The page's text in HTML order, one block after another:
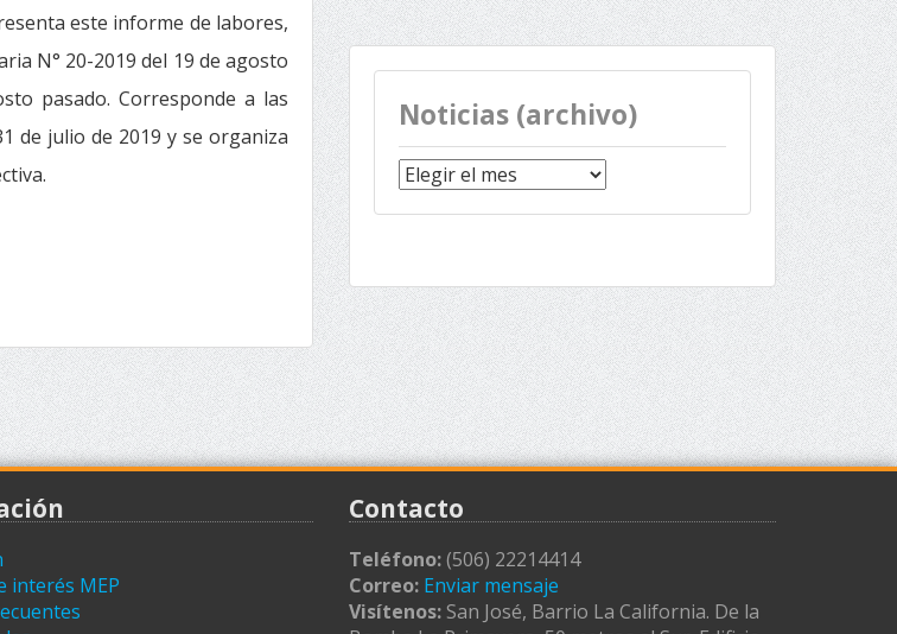
este informe de labores,
N° 20-2019 del 19 de agosto
pasado. Corresponde a las
de julio de 2019 y se organiza
Noticias (archivo)
Noticias
(archivo)
interés MEP
Contacto
Teléfono:(506) 22214414
Correo: Enviar mensaje
Visítenos: San José, Barrio La California. De la